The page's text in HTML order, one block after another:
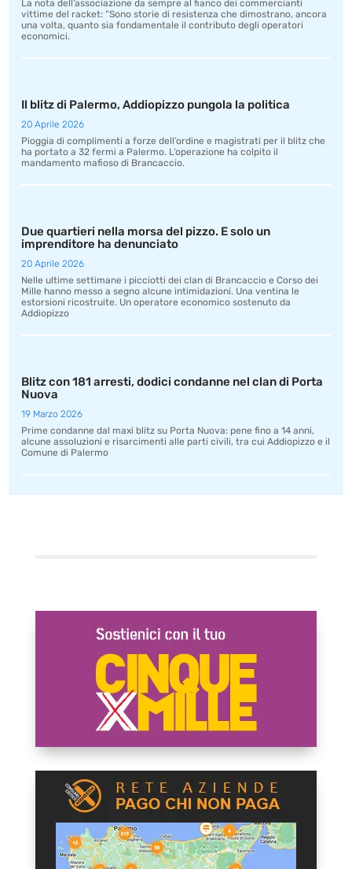
La nota dell’associazione da sempre al fianco dei commercianti
vittime del racket: “Sono storie di resistenza che dimostrano, ancora
una volta, quanto sia fondamentale il contributo degli operatori
economici.
Il blitz di Palermo, Addiopizzo pungola la politica
20 Aprile 2026
Pioggia di complimenti a forze dell’ordine e magistrati per il blitz che
ha portato a 32 fermi a Palermo. L’operazione ha colpito il
mandamento mafioso di Brancaccio.
Due quartieri nella morsa del pizzo. E solo un
imprenditore ha denunciato
20 Aprile 2026
Nelle ultime settimane i picciotti dei clan di Brancaccio e Corso dei
Mille hanno messo a segno alcune intimidazioni. Una ventina le
estorsioni ricostruite. Un operatore economico sostenuto da
Addiopizzo
Blitz con 181 arresti, dodici condanne nel clan di Porta
Nuova
19 Marzo 2026
Prime condanne dal maxi blitz su Porta Nuova: pene fino a 14 anni,
alcune assoluzioni e risarcimenti alle parti civili, tra cui Addiopizzo e il
Comune di Palermo